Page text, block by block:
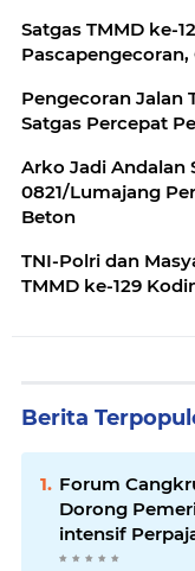
Satgas TMMD ke-
Pengecoran Jalan
Satgas Percepat
Arko Jadi Andalan
0821/Lumajang
Beton
TNI-Polri dan
TMMD ke-129
Berita
Forum
Dorong
intensif
Usaha UMKM.